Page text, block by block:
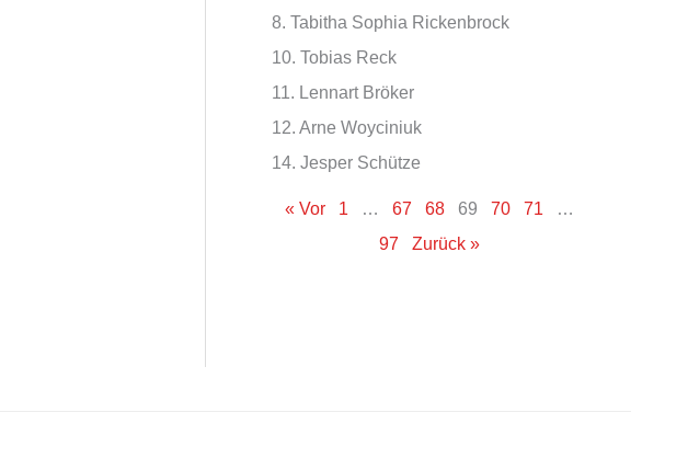
8. Tabitha Sophia Rickenbrock
10. Tobias Reck
11. Lennart Bröker
12. Arne Woyciniuk
14. Jesper Schütze
« Vor 1 … 67 68 69 70 71
…
97
Zurück »